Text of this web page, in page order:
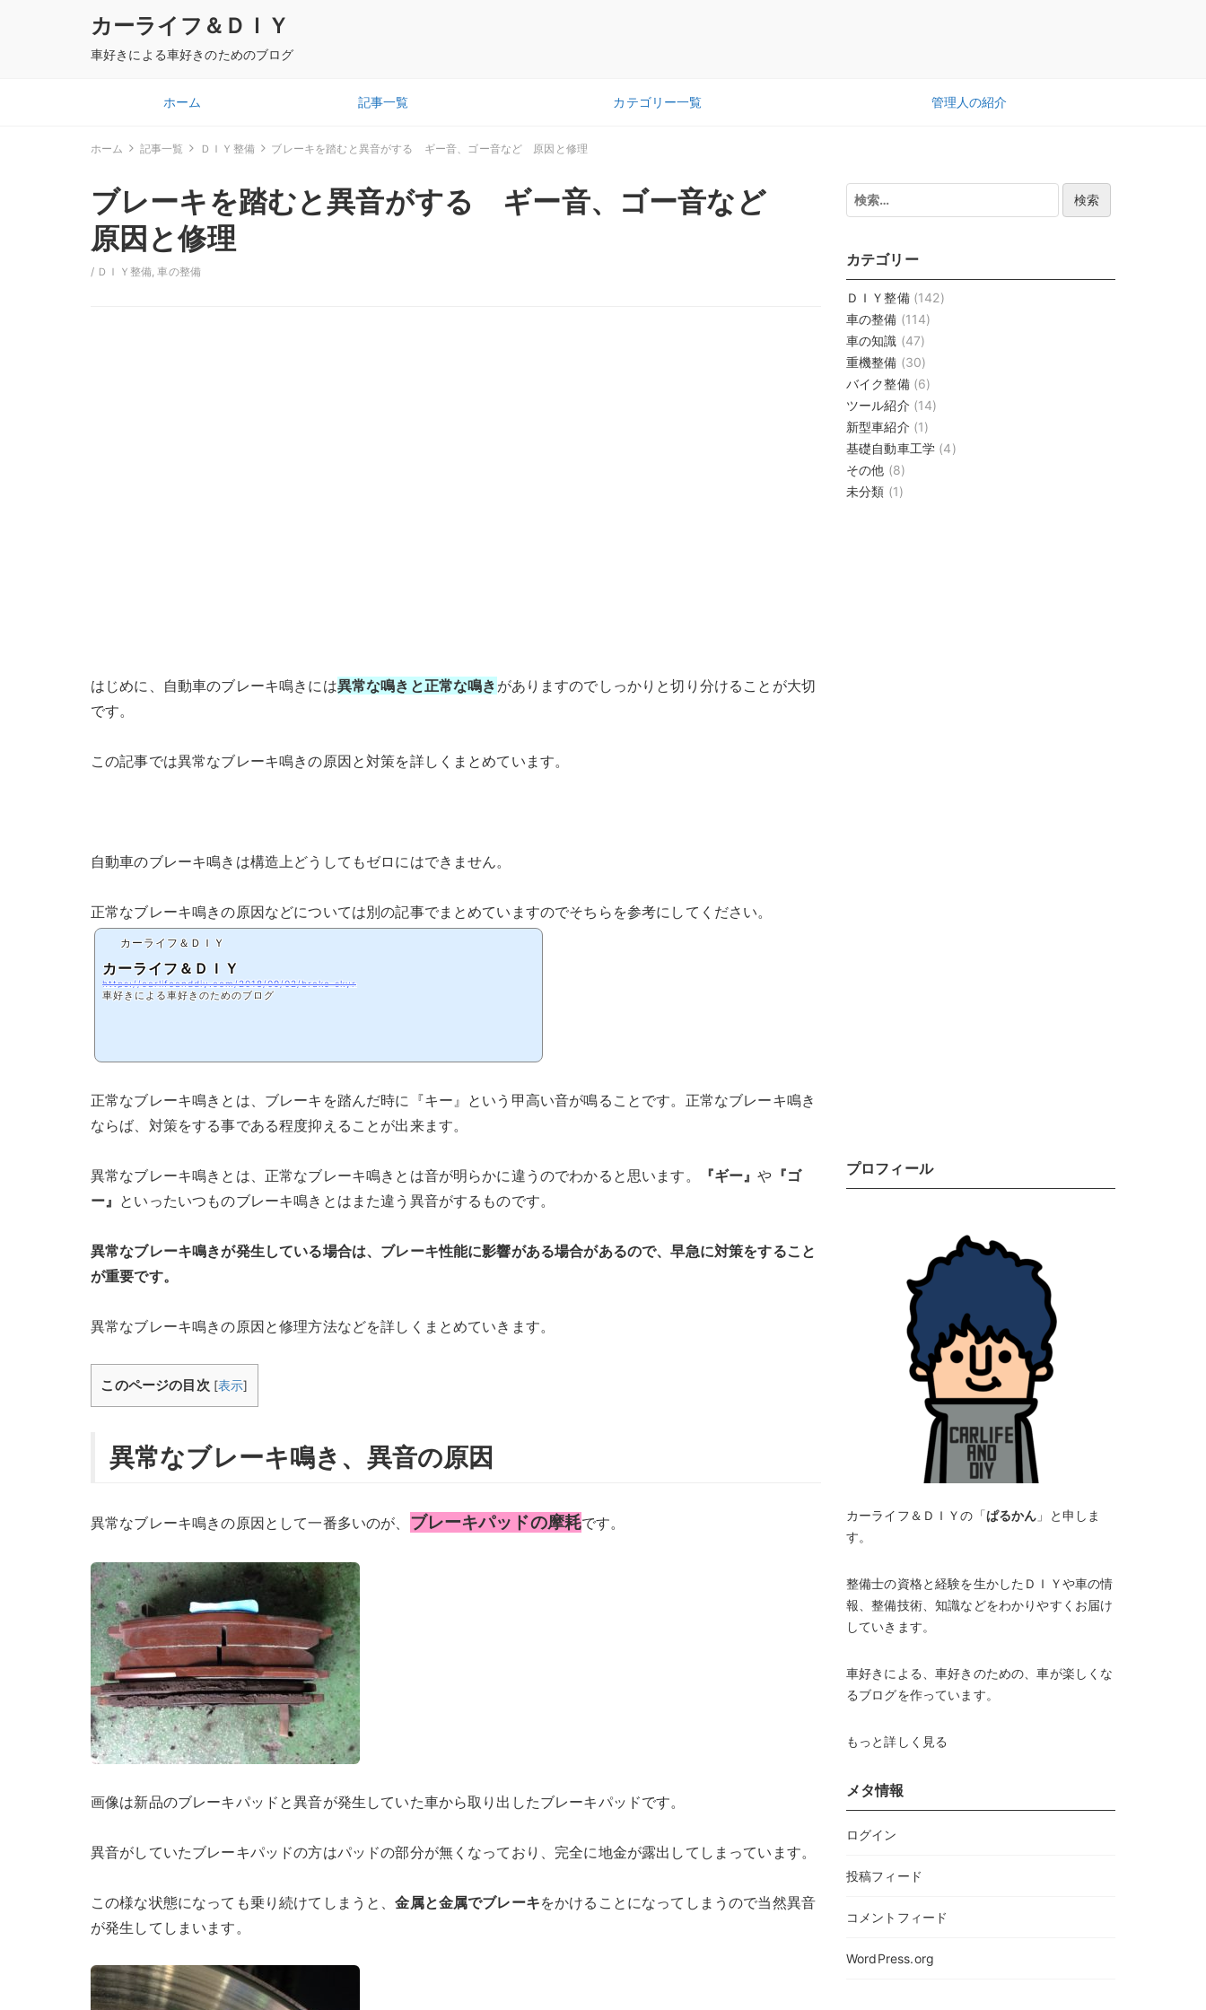
カーライフ＆ＤＩＹ
車好きによる車好きのためのブログ
ホーム 記事一覧 カテゴリー一覧 管理人の紹介
ホーム 記事一覧 ＤＩＹ整備 ブレーキを踏むと異音がする ギー音、ゴー音など 原因と修理
ブレーキを踏むと異音がする ギー音、ゴー音など
原因と修理
/ ＤＩＹ整備,車の整備
はじめに、自動車のブレーキ鳴きには異常な鳴きと正常な鳴き がありますのでしっかりと切り分けることが大切
です。
この記事では異常なブレーキ鳴きの原因と対策を詳しくまとめています。
自動車のブレーキ鳴きは構造上どうしてもゼロにはできません。
正常なブレーキ鳴きの原因などについては別の記事でまとめていますのでそちらを参考にしてください。
カーライフ＆ＤＩＹ
カーライフ＆ＤＩＹ
https://carlifeanddiy.com/2018/09/02/brake‐skyr
車好きによる車好きのためのブログ
正常なブレーキ鳴きとは、ブレーキを踏んだ時に『キー』という甲高い音が鳴ることです。正常なブレーキ鳴き
ならば、対策をする事である程度抑えることが出来ます。
異常なブレーキ鳴きとは、正常なブレーキ鳴きとは音が明らかに違うのでわかると思います。 『ギー』や 『ゴ
ー』 といったいつものブレーキ鳴きとはまた違う異音がするものです。
異常なブレーキ鳴きが発生している場合は、ブレーキ性能に影響がある場合があるので、早急に対策をすること
が重要です。
異常なブレーキ鳴きの原因と修理方法などを詳しくまとめていきます。
このページの目次 [表示]
異常なブレーキ鳴き、異音の原因
異常なブレーキ鳴きの原因として一番多いのが、 ブレーキパッドの摩耗です。
画像は新品のブレーキパッドと異音が発生していた車から取り出したブレーキパッドです。
異音がしていたブレーキパッドの方はパッドの部分が無くなっており、完全に地金が露出してしまっています。
この様な状態になっても乗り続けてしまうと、金属と金属でブレーキをかけることになってしまうので当然異音
が発生してしまいます。
検
索:
カテゴリー
ＤＩＹ整備(142)
車の整備 (114)
車の知識 (47)
重機整備 (30)
バイク整備(6)
ツール紹介 (14)
新型車紹介 (1)
基礎自動車工学 (4)
その他 (8)
未分類 (1)
プロフィール
カーライフ＆ＤＩＹの「ぱるかん 」と申しま
す。
整備士の資格と経験を生かしたＤＩＹや車の情
報、整備技術、知識などをわかりやすくお届け
していきます。
車好きによる、車好きのための、車が楽しくな
るブログを作っています。
もっと詳しく見る
メタ情報
ログイン
投稿フィード
コメントフィード
WordPress.org